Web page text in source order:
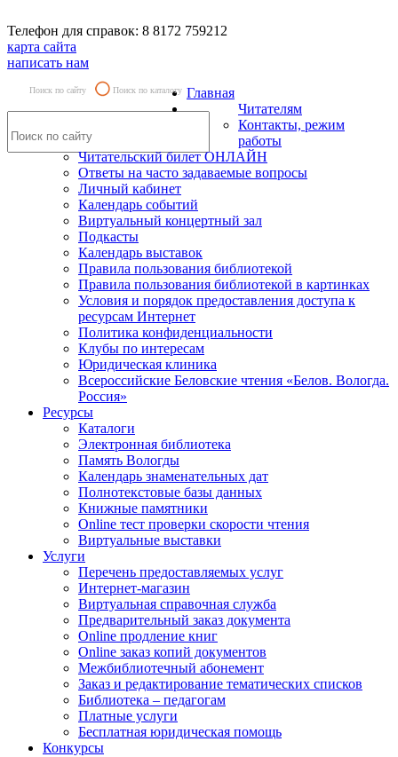
Телефон для справок: 8 8172 759212
карта сайта
написать нам
Поиск по сайту Поиск по каталогу Главная
Читателям
Контакты, режим
работы
Читательский билет ОНЛАЙН
Ответы на часто задаваемые вопросы
Личный кабинет
Календарь событий
Виртуальный концертный зал
Подкасты
Календарь выставок
Правила пользования библиотекой
Правила пользования библиотекой в картинках
Условия и порядок предоставления доступа к
ресурсам Интернет
Политика конфиденциальности
Клубы по интересам
Юридическая клиника
Всероссийские Беловские чтения «Белов. Вологда.
Россия»
Ресурсы
Каталоги
Электронная библиотека
Память Вологды
Календарь знаменательных дат
Полнотекстовые базы данных
Книжные памятники
Online тест проверки скорости чтения
Виртуальные выставки
Услуги
Перечень предоставляемых услуг
Интернет-магазин
Виртуальная справочная служба
Предварительный заказ документа
Online продление книг
Online заказ копий документов
Межбиблиотечный абонемент
Заказ и редактирование тематических списков
Библиотека – педагогам
Платные услуги
Бесплатная юридическая помощь
Конкурсы